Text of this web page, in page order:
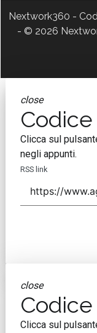
Nextwork360 -
- © 2026
close
Codice
Clicca sul
negli appunti.
RSS link
close
Codice
Clicca sul